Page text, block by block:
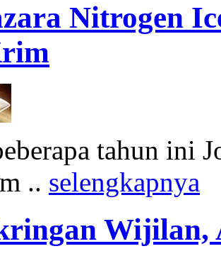
Nitrogen
tahun ini
.. selengkapnya
Wijilan,